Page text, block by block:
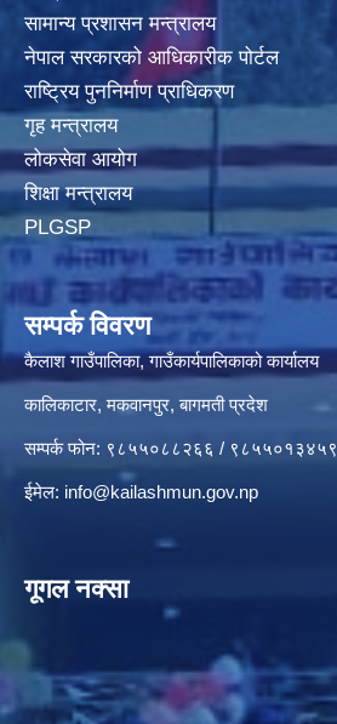
सामान्य प्रशासन मन्त्रालय
नेपाल सरकारको आधिकारीक पोर्टल
राष्ट्रिय पुननिर्माण प्राधिकरण
गृह मन्त्रालय
लोकसेवा आयोग
शिक्षा मन्त्रालय
PLGSP
सम्पर्क विवरण
कैलाश गाउँपालिका, गाउँकार्यपालिकाको कार्यालय
कालिकाटार, मकवानपुर, बागमती प्रदेश
सम्पर्क फोन: ९८५५०८८२६६ / ९८५५०१३४५९
ईमेल: info@kailashmun.gov.np
गूगल नक्सा